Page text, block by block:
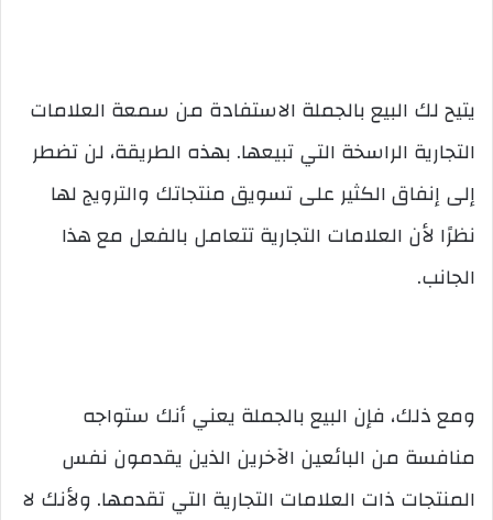
يتيح لك البيع بالجملة الاستفادة من سمعة العلامات
التجارية الراسخة التي تبيعها. بهذه الطريقة، لن تضطر
إلى إنفاق الكثير على تسويق منتجاتك والترويج لها
نظرًا لأن العلامات التجارية تتعامل بالفعل مع هذا
الجانب.
ومع ذلك، فإن البيع بالجملة يعني أنك ستواجه
منافسة من البائعين الآخرين الذين يقدمون نفس
المنتجات ذات العلامات التجارية التي تقدمها. ولأنك لا